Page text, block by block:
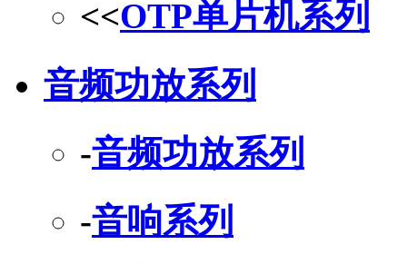
<<OTP单片机系列
音频功放系列
-音频功放系列
-音响系列